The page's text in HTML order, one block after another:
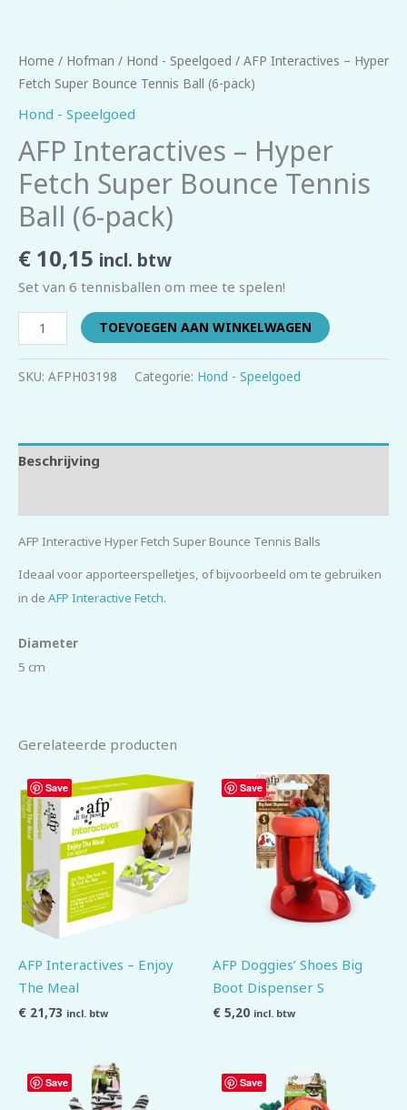
Home / Hofman / Hond - Speelgoed / AFP Interactives – Hyper
Fetch Super Bounce Tennis Ball (6-pack)
Hond - Speelgoed
AFP Interactives – Hyper
Fetch Super Bounce Tennis
Ball (6-pack)
€ 10,15 incl. btw
Set van 6 tennisballen om mee te spelen!
TOEVOEGEN AAN WINKELWAGEN
SKU: AFPH03198 Categorie: Hond - Speelgoed
Beschrijving
AFP Interactive Hyper Fetch Super Bounce Tennis Balls
Ideaal voor apporteerspelletjes, of bijvoorbeeld om te gebruiken
in de AFP Interactive Fetch.
Diameter
5 cm
Gerelateerde producten
Save
AFP Interactives – Enjoy
The Meal
€ 21,73 incl. btw
Save
AFP Doggies’ Shoes Big
Boot Dispenser S
€ 5,20 incl. btw
Save Save